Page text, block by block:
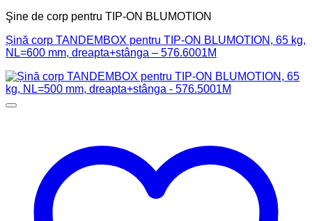
Şine de corp pentru TIP-ON BLUMOTION
Șină corp TANDEMBOX pentru TIP-ON BLUMOTION, 65 kg,
NL=600 mm, dreapta+stânga – 576.6001M